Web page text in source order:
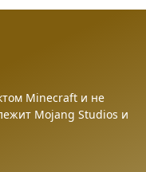
Minecraft и не
Mojang Studios и